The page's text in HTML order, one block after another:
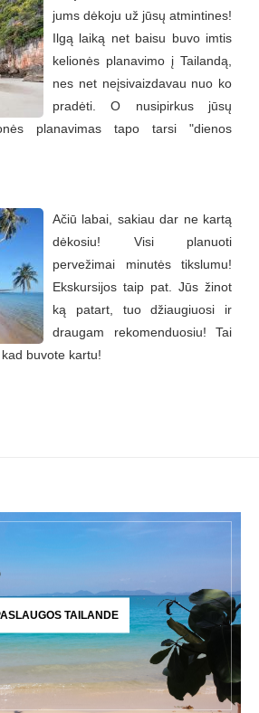
jums dėkoju už jūsų atmintines!
Ilgą laiką net baisu buvo imtis
kelionės planavimo į Tailandą,
nes net neįsivaizdavau nuo ko
pradėti. O nusipirkus jūsų
planavimas tapo tarsi "dienos
Ačiū labai, sakiau dar ne kartą
dėkosiu! Visi planuoti
pervežimai minutės tikslumu!
Ekskursijos taip pat. Jūs žinot
ką patart, tuo džiaugiuosi ir
draugam rekomenduosiu! Tai
buvote kartu!
TAILANDE